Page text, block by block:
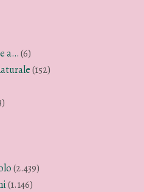
a…(6)
(152)
(2.439)
(1.146)